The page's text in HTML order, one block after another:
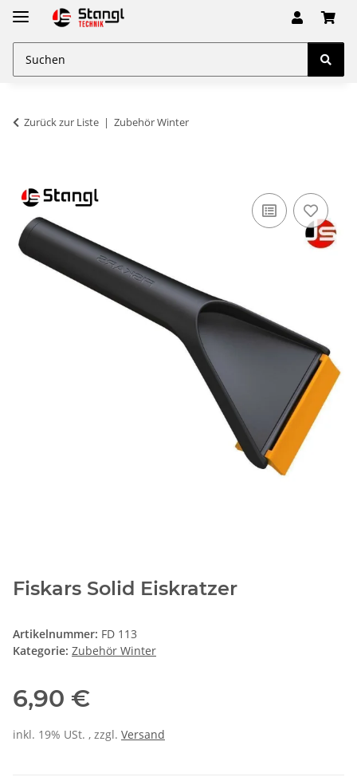
Zurück zur Liste Zubehör Winter
Fiskars Solid Eiskratzer
Artikelnummer: FD 113
Kategorie: Zubehör Winter
6,90 €
inkl. 19% USt. , zzgl. Versand